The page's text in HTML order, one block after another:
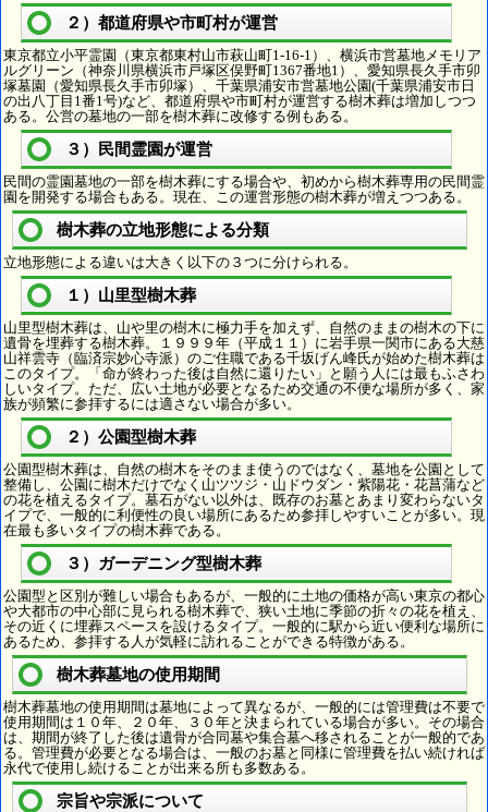
２）都道府県や市町村が運営
東京都立小平霊園（東京都東村山市萩山町1-16-1）、横浜市営墓地メモリア
ルグリーン（神奈川県横浜市戸塚区俣野町1367番地1）、愛知県長久手市卯
塚墓園（愛知県長久手市卯塚）、千葉県浦安市営墓地公園(千葉県浦安市日
の出八丁目1番1号)など、都道府県や市町村が運営する樹木葬は増加しつつ
ある。公営の墓地の一部を樹木葬に改修する例もある。
３）民間霊園が運営
民間の霊園墓地の一部を樹木葬にする場合や、初めから樹木葬専用の民間霊
園を開発する場合もある。現在、この運営形態の樹木葬が増えつつある。
樹木葬の立地形態による分類
立地形態による違いは大きく以下の３つに分けられる。
１）山里型樹木葬
山里型樹木葬は、山や里の樹木に極力手を加えず、自然のままの樹木の下に
遺骨を埋葬する樹木葬。１９９９年（平成１１）に岩手県一関市にある大慈
山祥雲寺（臨済宗妙心寺派）のご住職である千坂げん峰氏が始めた樹木葬は
このタイプ。「命が終わった後は自然に還りたい」と願う人には最もふさわ
しいタイプ。ただ、広い土地が必要となるため交通の不便な場所が多く、家
族が頻繁に参拝するには適さない場合が多い。
２）公園型樹木葬
公園型樹木葬は、自然の樹木をそのまま使うのではなく、墓地を公園として
整備し、公園に樹木だけでなく山ツツジ・山ドウダン・紫陽花・花菖蒲など
の花を植えるタイプ。墓石がない以外は、既存のお墓とあまり変わらないタ
イプで、一般的に利便性の良い場所にあるため参拝しやすいことが多い。現
在最も多いタイプの樹木葬である。
３）ガーデニング型樹木葬
公園型と区別が難しい場合もあるが、一般的に土地の価格が高い東京の都心
や大都市の中心部に見られる樹木葬で、狭い土地に季節の折々の花を植え、
その近くに埋葬スペースを設けるタイプ。一般的に駅から近い便利な場所に
あるため、参拝する人が気軽に訪れることができる特徴がある。
樹木葬墓地の使用期間
樹木葬墓地の使用期間は墓地によって異なるが、一般的には管理費は不要で
使用期間は１０年、２０年、３０年と決まられている場合が多い。その場合
は、期間が終了した後は遺骨が合同墓や集合墓へ移されることが一般的であ
る。管理費が必要となる場合は、一般のお墓と同様に管理費を払い続ければ
永代で使用し続けることが出来る所も多数ある。
宗旨や宗派について